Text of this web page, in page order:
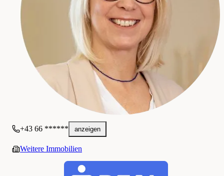
+43 66 ****** anzeigen
Weitere Immobilien